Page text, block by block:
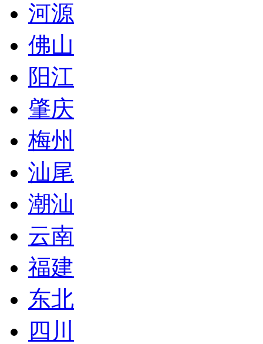
河源
佛山
阳江
肇庆
梅州
汕尾
潮汕
云南
福建
东北
四川